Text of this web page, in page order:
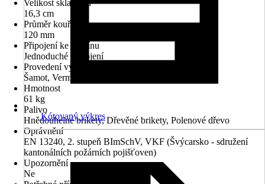
Velikost skla šířka
16,3 cm
Průměr kouřovodu
120 mm
Připojení ke komínu
Jednoduché připojení
Provedení vyzdívky
Šamot, Vermikulit
Hmotnost
61 kg
Palivo
Hnědouhelné brikety, Dřevěné brikety, Polenové dřevo
Oprávnění
EN 13240, 2. stupeň BImSchV, VKF (Švýcarsko - sdružení
kantonálních požárních pojišťoven)
Upozornění
Ne
Kótovaný výkres